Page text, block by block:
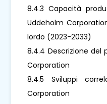
8.4.3 Capacità
Uddeholm
lordo (2023-2033)
8.4.4 Descrizione del
Corporation
8.4.5 Sviluppi
Corporation